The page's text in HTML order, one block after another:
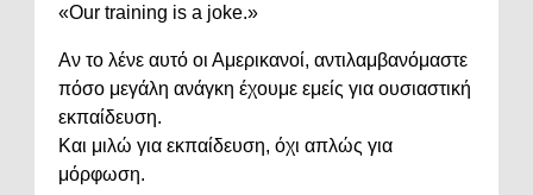
«Our training is a joke.»
Αν το λένε αυτό οι Αμερικανοί, αντιλαμβανόμαστε
πόσο μεγάλη ανάγκη έχουμε εμείς για ουσιαστική
εκπαίδευση.
Και μιλώ για εκπαίδευση, όχι απλώς για
μόρφωση.